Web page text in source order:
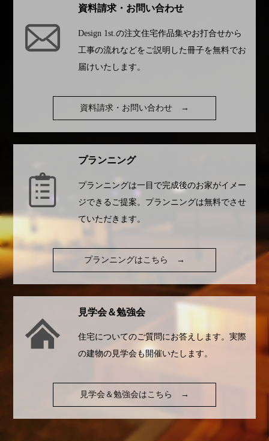
資料請求・お問い合わせ
Design 1st.の注文住宅作品集やお打合せから
工事の流れなどをご説明した冊子を無料でお
届けいたします。
資料請求・お問い合わせ →
プランニング
プランニングは一目で完成後のお家がイメー
ジできるご提案。プランニングは無料でさせ
ていただきます。
プランニングはこちら →
見学会＆勉強会
住宅についてのご質問にお答えします。実際
の建物の見学会も開催いたします。
見学会＆勉強会はこちら →